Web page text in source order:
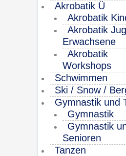
Akrobatik Ü
Akrobatik
Akrobatik
Erwachsene
Akrobatik
Workshops
Schwimmen
Ski / Snow /
Gymnastik und
Gymnastik
Gymnastik
Senioren
Tanzen